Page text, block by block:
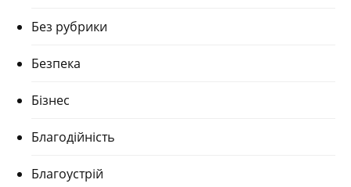
Без рубрики
Безпека
Бізнес
Благодійність
Благоустрій